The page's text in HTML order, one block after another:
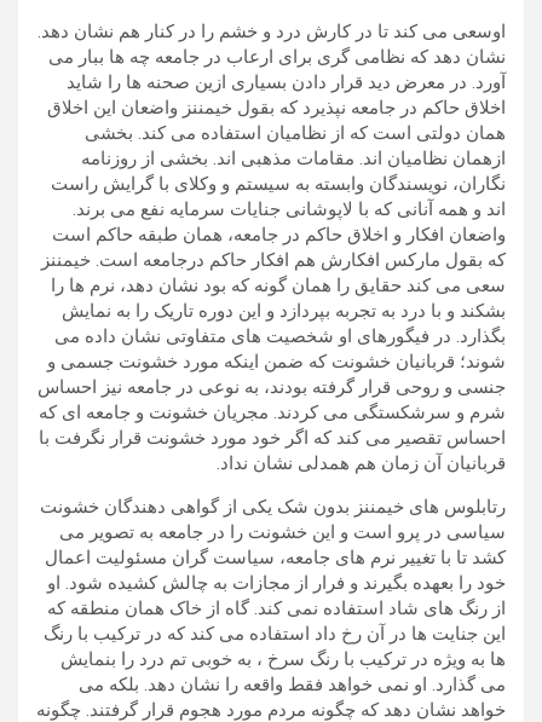
اوسعی می کند تا در کارش درد و خشم را در کنار هم نشان دهد.
نشان دهد که نظامی گری برای ارعاب در جامعه چه ها ببار می
آورد. در معرض دید قرار دادن بسیاری ازین صحنه ها را شاید
اخلاق حاکم در جامعه نپذیرد که بقول خیمننز واضعان این اخلاق
همان دولتی است که از نظامیان استفاده می کند. بخشی
ازهمان نظامیان اند. مقامات مذهبی اند. بخشی از روزنامه
نگاران، نویسندگان وابسته به سیستم و وکلای با گرایش راست
اند و همه آنانی که با لاپوشانی جنایات سرمایه نفع می برند.
واضعان افکار و اخلاق حاکم در جامعه، همان طبقه حاکم است
که بقول مارکس افکارش هم افکار حاکم درجامعه است. خیمننز
سعی می کند حقایق را همان گونه که بود نشان دهد، نرم ها را
بشکند و با درد به تجربه بپردازد و این دوره تاریک را به نمایش
بگذارد. در فیگورهای او شخصیت های متفاوتی نشان داده می
شوند؛ قربانیان خشونت که ضمن اینکه مورد خشونت جسمی و
جنسی و روحی قرار گرفته بودند، به نوعی در جامعه نیز احساس
شرم و سرشکستگی می کردند. مجریان خشونت و جامعه ای که
احساس تقصیر می کند که اگر خود مورد خشونت قرار نگرفت با
قربانیان آن زمان هم همدلی نشان نداد.
رتابلوس های خیمننز بدون شک یکی از گواهی دهندگان خشونت
سیاسی در پرو است و این خشونت را در جامعه به تصویر می
کشد تا با تغییر نرم های جامعه، سیاست گران مسئولیت اعمال
خود را بعهده بگیرند و فرار از مجازات به چالش کشیده شود. او
از رنگ های شاد استفاده نمی کند. گاه از خاک همان منطقه که
این جنایت ها در آن رخ داد استفاده می کند که در ترکیب با رنگ
ها به ویژه در ترکیب با رنگ سرخ ، به خوبی تم درد را بنمایش
می گذارد. او نمی خواهد فقط واقعه را نشان دهد. بلکه می
خواهد نشان دهد که چگونه مردم مورد هجوم قرار گرفتند. چگونه